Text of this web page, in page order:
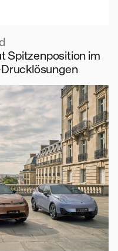
Spitzenposition im